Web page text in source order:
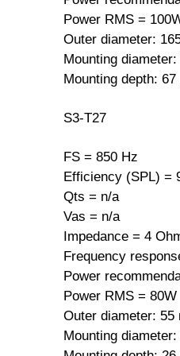
Power RMS =
Outer diameter:
Mounting
Mounting depth: 67
S3-T27
FS = 850 Hz
Efficiency (SPL) =
Qts = n/a
Vas = n/a
Impedance = 4
Frequency
Power
Power RMS = 80W
Outer diameter: 55
Mounting